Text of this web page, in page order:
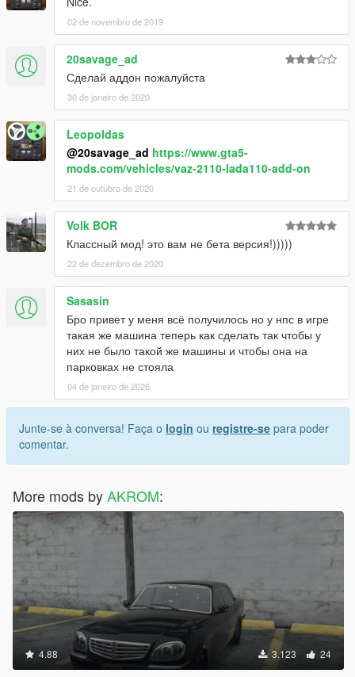
02 de novembro de 2019
20savage_ad
Сделай аддон пожалуйста
30 de janeiro de 2020
Leopoldas
@20savage_ad https://www.gta5-
mods.com/vehicles/vaz-2110-lada110-add-on
21 de outubro de 2020
Volk BOR
Классный мод! это вам не бета версия!)))))
22 de dezembro de 2020
Sasasin
Бро привет у меня всё получилось но у нпс в игре
такая же машина теперь как сделать так чтобы у
них не было такой же машины и чтобы она на
парковках не стояла
04 de janeiro de 2026
Junte-se à conversa! Faça o login ou registre-se para poder
comentar.
More mods byAKROM:
4.88 3.123 24